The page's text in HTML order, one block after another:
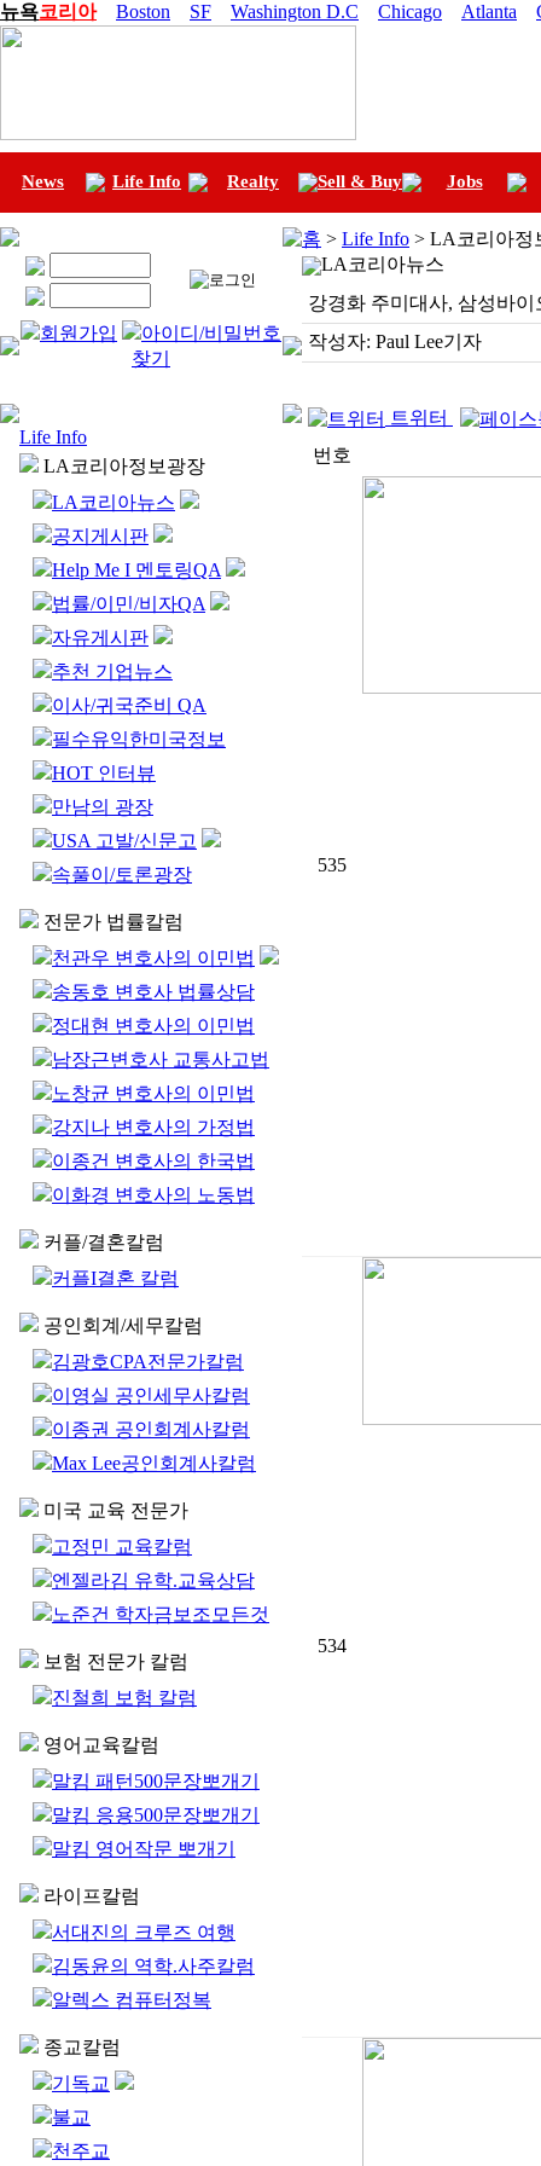
뉴욕코리아 Boston SF Washington D.C Chicago Atlanta
News Life Info Realty Sell & Buy Jobs
회원가입
아이디/비밀번호
찾기
Life Info
LA코리아정보광장
LA코리아뉴스
공지게시판
Help Me I 멘토링QA
법률/이민/비자QA
자유게시판
추천 기업뉴스
이사/귀국준비 QA
필수유익한미국정보
HOT 인터뷰
만남의 광장
USA 고발/신문고
속풀이/토론광장
전문가 법률칼럼
천관우 변호사의 이민법
송동호 변호사 법률상담
정대현 변호사의 이민법
남장근변호사 교통사고법
노창균 변호사의 이민법
강지나 변호사의 가정법
이종건 변호사의 한국법
이화경 변호사의 노동법
커플/결혼칼럼
커플I결혼 칼럼
공인회계/세무칼럼
김광호CPA전문가칼럼
이영실 공인세무사칼럼
이종권 공인회계사칼럼
Max Lee공인회계사칼럼
미국 교육 전문가
고정민 교육칼럼
엔젤라김 유학.교육상담
노준건 학자금보조모든것
보험 전문가 칼럼
진철희 보험 칼럼
영어교육칼럼
말킴 패턴500문장뽀개기
말킴 응용500문장뽀개기
말킴 영어작문 뽀개기
라이프칼럼
서대진의 크루즈 여행
김동윤의 역학.사주칼럼
알렉스 컴퓨터정복
종교칼럼
기독교
불교
천주교
홈 > Life Info > LA코리아정
LA코리아뉴스
강경화 주미대사, 삼성바
작성자: Paul Lee기자
트위터
번호
535
534